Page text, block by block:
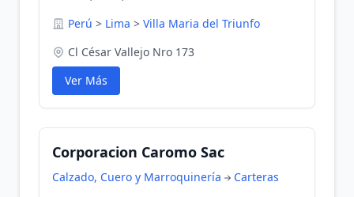
Perú > Lima > Villa Maria del Triunfo
Cl César Vallejo Nro 173
Ver Más
Corporacion Caromo Sac
Calzado, Cuero y Marroquinería
Carteras